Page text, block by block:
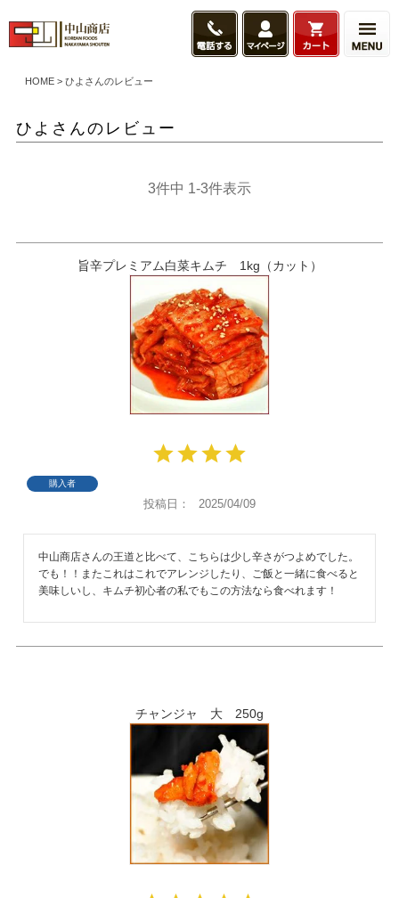
HOME ひよさんのレビュー
ひよさんのレビュー
3件中 1-3件表示
旨辛プレミアム白菜キムチ 1kg（カット）
購入者
投稿日 2025/04/09
中山商店さんの王道と比べて、こちらは少し辛さがつよめでした。
でも！！またこれはこれでアレンジしたり、ご飯と一緒に食べると
美味しいし、キムチ初心者の私でもこの方法なら食べれます！
チャンジャ 大 250g